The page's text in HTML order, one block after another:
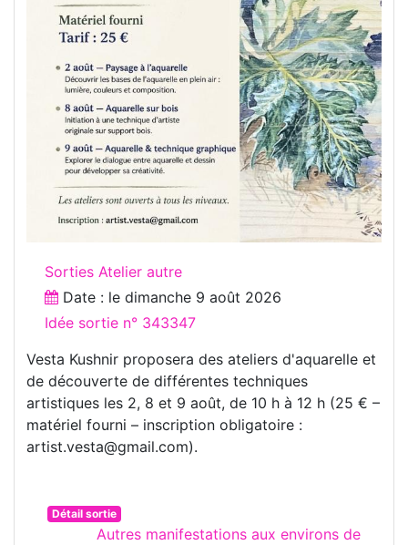
Sorties Atelier autre
Date : le dimanche 9 août 2026
Idée sortie n° 343347
Vesta Kushnir proposera des ateliers d'aquarelle et
de découverte de différentes techniques
artistiques les 2, 8 et 9 août, de 10 h à 12 h (25 € –
matériel fourni – inscription obligatoire :
artist.vesta@gmail.com).
Détail sortie
Autres manifestations aux environs de